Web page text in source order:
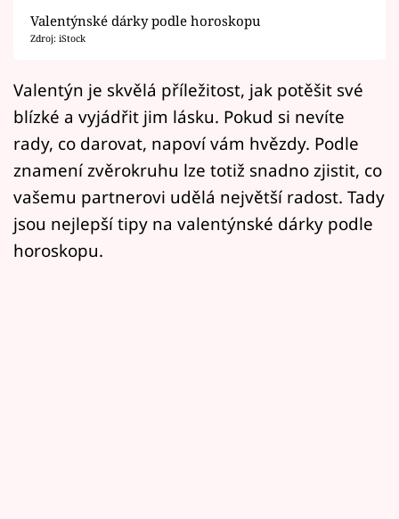
Přihlášení
Sledujte nás
Valentýnské dárky podle horoskopu
Zdroj: iStock
Valentýn je skvělá příležitost, jak potěšit své
blízké a vyjádřit jim lásku. Pokud si nevíte
rady, co darovat, napoví vám hvězdy. Podle
znamení zvěrokruhu lze totiž snadno zjistit, co
vašemu partnerovi udělá největší radost. Tady
jsou nejlepší tipy na valentýnské dárky podle
horoskopu.